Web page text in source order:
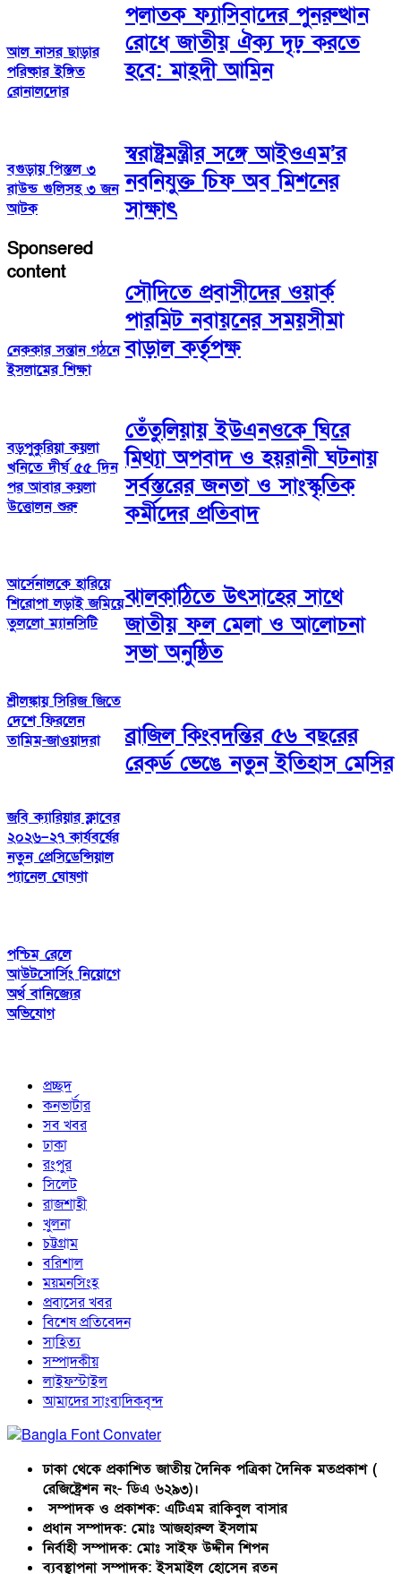
আল নাসর ছাড়ার
পরিষ্কার ইঙ্গিত
রোনালদোর
বগুড়ায় পিস্তল ৩
রাউন্ড গুলিসহ ৩ জন
আটক
Sponsered
content
নেককার সন্তান গঠনে
ইসলামের শিক্ষা
বড়পুকুরিয়া কয়লা
খনিতে দীর্ঘ ৫৫ দিন
পর আবার কয়লা
উত্তোলন শুরু
আর্সেনালকে হারিয়ে
শিরোপা লড়াই জমিয়ে
তুললো ম্যানসিটি
শ্রীলঙ্কায় সিরিজ জিতে
দেশে ফিরলেন
তামিম-জাওয়াদরা
জবি ক্যারিয়ার ক্লাবের
২০২৬–২৭ কার্যবর্ষের
নতুন প্রেসিডেন্সিয়াল
প্যানেল ঘোষণা
পশ্চিম রেলে
আউটসোর্সিং নিয়োগে
অর্থ বানিজ্যের
অভিযোগ
পলাতক ফ্যাসিবাদের পুনরুত্থান
রোধে জাতীয় ঐক্য দৃঢ় করতে
হবে: মাহ্দী আমিন
স্বরাষ্ট্রমন্ত্রীর সঙ্গে আইওএম’র
নবনিযুক্ত চিফ অব মিশনের
সাক্ষাৎ
সৌদিতে প্রবাসীদের ওয়ার্ক
পারমিট নবায়নের সময়সীমা
বাড়াল কর্তৃপক্ষ
তেঁতুলিয়ায় ইউএনওকে ঘিরে
মিথ্যা অপবাদ ও হয়রানী ঘটনায়
সর্বস্তরের জনতা ও সাংস্কৃতিক
কর্মীদের প্রতিবাদ
ঝালকাঠিতে উৎসাহের সাথে
জাতীয় ফল মেলা ও আলোচনা
সভা অনুষ্ঠিত
ব্রাজিল কিংবদন্তির ৫৬ বছরের
রেকর্ড ভেঙে নতুন ইতিহাস মেসির
প্রচ্ছদ
কনভার্টার
সব খবর
ঢাকা
রংপুর
সিলেট
রাজশাহী
খুলনা
চট্টগ্রাম
বরিশাল
ময়মনসিংহ
প্রবাসের খবর
বিশেষ প্রতিবেদন
সাহিত্য
সম্পাদকীয়
লাইফস্টাইল
আমাদের সাংবাদিকবৃন্দ
ঢাকা থেকে প্রকাশিত জাতীয় দৈনিক পত্রিকা দৈনিক মতপ্রকাশ (
রেজিষ্ট্রেশন নং- ডিএ ৬২৯৩)।
সম্পাদক ও প্রকাশক: এটিএম রাকিবুল বাসার
প্রধান সম্পাদক: মোঃ আজহারুল ইসলাম
নির্বাহী সম্পাদক: মোঃ সাইফ উদ্দীন শিপন
ব্যবস্থাপনা সম্পাদক: ইসমাইল হোসেন রতন